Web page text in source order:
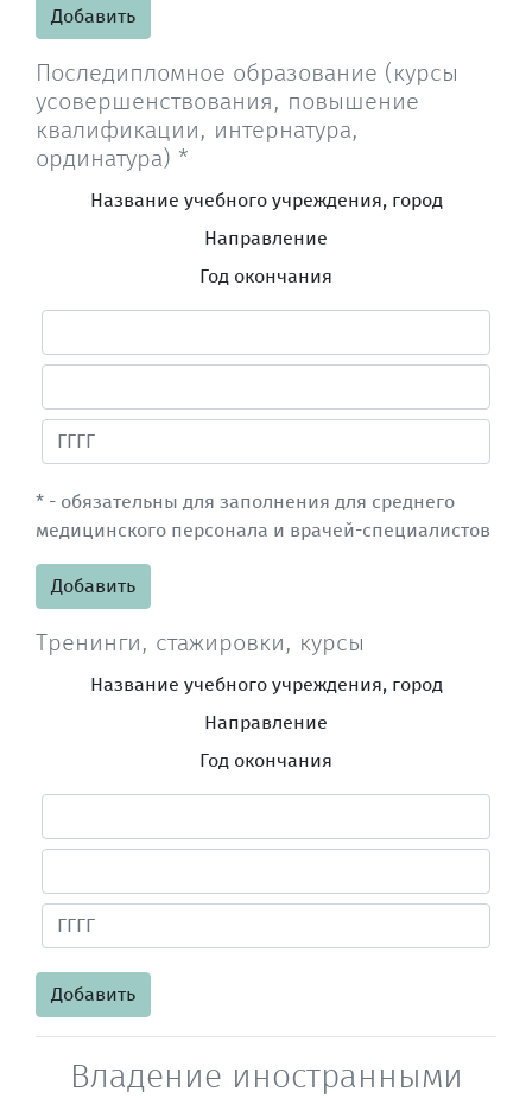
Добавить
Последипломное образование (курсы
усовершенствования, повышение
квалификации, интернатура,
ординатура) *
Название учебного учреждения, город
Направление
Год окончания
* - обязательны для заполнения для среднего
медицинского персонала и врачей-специалистов
Добавить
Тренинги, стажировки, курсы
Название учебного учреждения, город
Направление
Год окончания
Добавить
Владение иностранными